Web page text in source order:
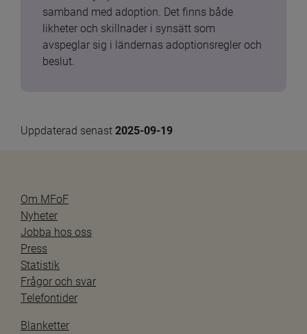
samband med adoption. Det finns både
likheter och skillnader i synsätt som
avspeglar sig i ländernas adoptionsregler och
beslut.
Uppdaterad senast 2025-09-19
Om MFoF
Nyheter
Jobba hos oss
Press
Statistik
Frågor och svar
Telefontider
Blanketter